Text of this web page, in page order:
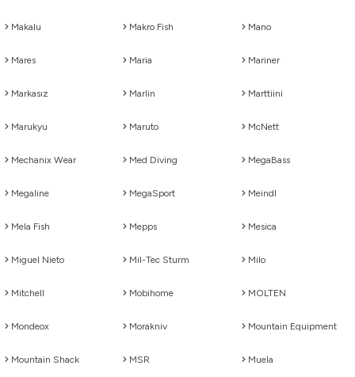
Makalu Makro Fish Mano
Mares Maria Mariner
Markasız Marlin Marttiini
Marukyu Maruto McNett
Mechanix Wear Med Diving MegaBass
Megaline MegaSport Meindl
Mela Fish Mepps Mesica
Miguel Nieto Mil-Tec Sturm Milo
Mitchell Mobihome MOLTEN
Mondeox Morakniv Mountain Equipment
Mountain Shack MSR Muela